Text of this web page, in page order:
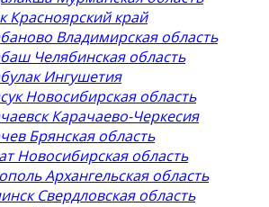
Красноярский край
Владимирская область
Челябинская область
Ингушетия
Новосибирская область
Карачаево-Черкесия
Брянская область
Новосибирская область
Архангельская область
Свердловская область